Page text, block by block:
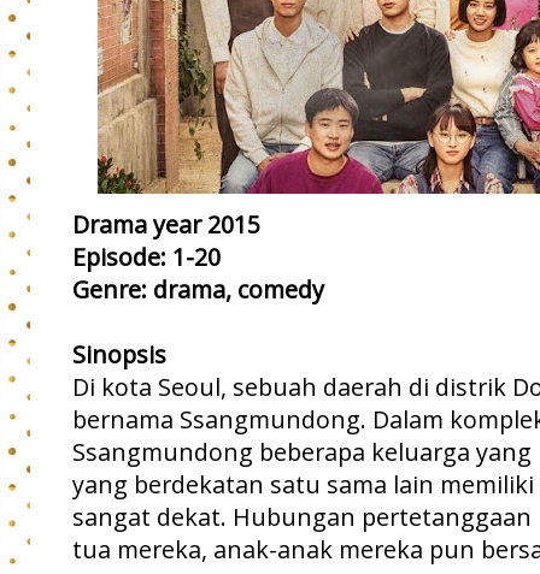
Drama year 2015
Episode: 1-20
Genre: drama, comedy
Sinopsis
Di kota Seoul, sebuah daerah di distrik
bernama Ssangmundong. Dalam
Ssangmundong beberapa keluarga
yang berdekatan satu sama lain
sangat dekat. Hubungan
tua mereka, anak-anak mereka pun